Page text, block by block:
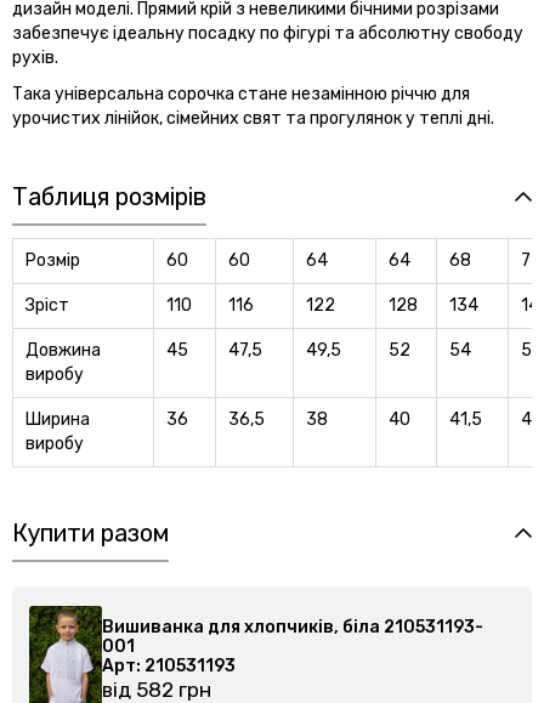
дизайн моделі. Прямий крій з невеликими бічними розрізами
забезпечує ідеальну посадку по фігурі та абсолютну свободу
рухів.
Така універсальна сорочка стане незамінною річчю для
урочистих лінійок, сімейних свят та прогулянок у теплі дні.
Таблиця розмірів
Розмір 60 60 64 64 68 72
Зріст 110 116 122 128 134
Довжина
виробу
45 47,5 49,5 52 54 56
Ширина
виробу
36 36,5 38 40 41,5 43
Купити разом
Вишиванка для хлопчиків, біла
Арт: 210531193
від 582 грн